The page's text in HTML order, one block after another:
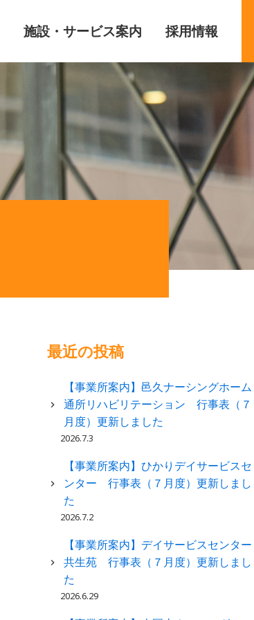
施設・サービス案内 採用情報
最近の投稿
【事業所案内】邑久ナーシングホーム
通所リハビリテーション 行事表（７
月度）更新しました
2026.7.3
【事業所案内】ひかりデイサービスセ
ンター 行事表（７月度）更新しまし
た
2026.7.2
【事業所案内】デイサービスセンター
共生苑 行事表（７月度）更新しまし
た
2026.6.29